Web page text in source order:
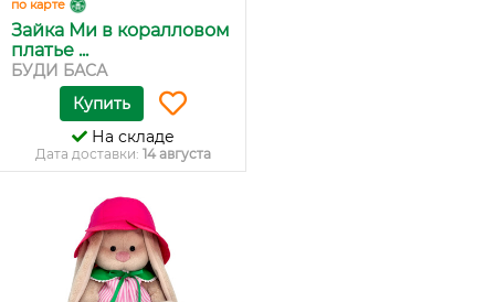
по карте
Зайка Ми в коралловом
платье ...
БУДИ БАСА
Купить
На складе
Дата доставки: 14 августа